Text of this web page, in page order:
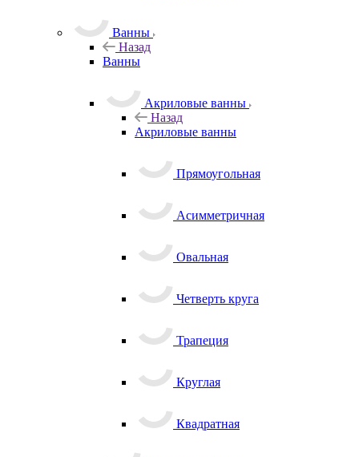
Ванны
Назад
Ванны
Акриловые ванны
Назад
Акриловые ванны
Прямоугольная
Асимметричная
Овальная
Четверть круга
Трапеция
Круглая
Квадратная